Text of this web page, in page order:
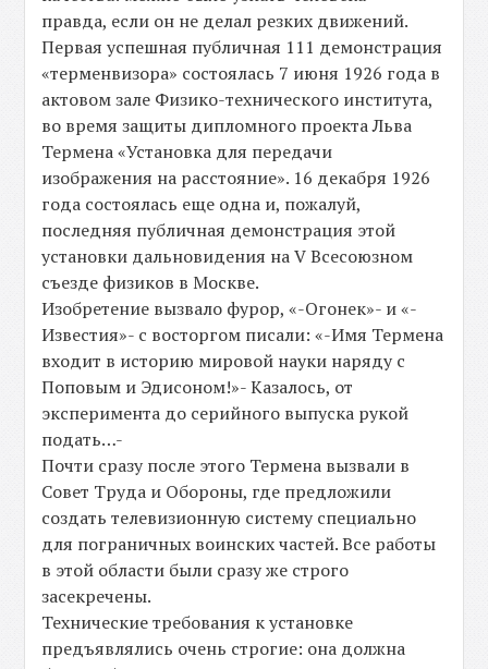
правда, если он не делал резких движений.
Первая успешная публичная 111 демонстрация
«терменвизора» состоялась 7 июня 1926 года в
актовом зале Физико-технического института,
во время защиты дипломного проекта Льва
Термена «Установка для передачи
изображения на расстояние». 16 декабря 1926
года состоялась еще одна и, пожалуй,
последняя публичная демонстрация этой
установки дальновидения на V Всесоюзном
съезде физиков в Москве.
Изобретение вызвало фурор, «-Огонек»- и «-
Известия»- с восторгом писали: «-Имя Термена
входит в историю мировой науки наряду с
Поповым и Эдисоном!»- Казалось, от
эксперимента до серийного выпуска рукой
подать…-
Почти сразу после этого Термена вызвали в
Совет Труда и Обороны, где предложили
создать телевизионную систему специально
для пограничных воинских частей. Все работы
в этой области были сразу же строго
засекречены.
Технические требования к установке
предъявлялись очень строгие: она должна